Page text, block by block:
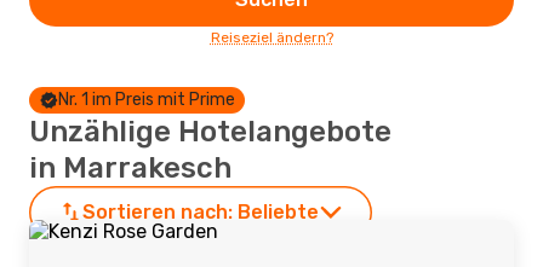
Reiseziel ändern?
Nr. 1 im Preis mit Prime
Unzählige Hotelangebote
in Marrakesch
Sortieren nach: Beliebte